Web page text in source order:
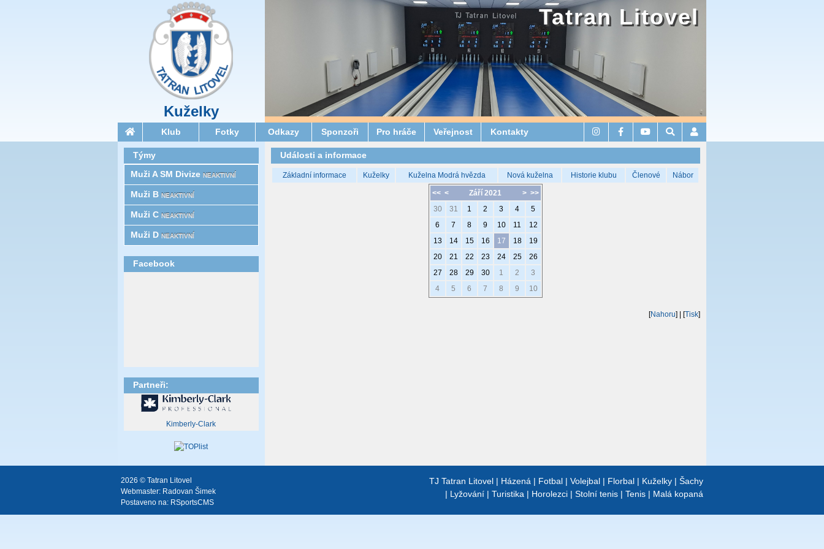
Kuželky
Tatran Litovel
Klub Fotky Odkazy Sponzoři Pro hráče Veřejnost Kontakty
Události a informace
Základní informace Kuželky Kuželna Modrá hvězda Nová kuželna Historie klubu Členové Nábor
<< < > >>
Září 2021
30
31 1 2 3 4
5
6
7 8 9 10 11
12
13
14 15 16 17 18
19
20
21 22 23 24 25
26
27
28 29 30 1 2
3
4
5 6 7 8 9 10
[Nahoru] | [Tisk]
Týmy
Muži A SM Divize NEAKTIVNÍ
Muži B NEAKTIVNÍ
Muži C NEAKTIVNÍ
Muži D NEAKTIVNÍ
Facebook
Partneři:
Kimberly-Clark
TJ Tatran Litovel | Házená | Fotbal | Volejbal | Florbal | Kuželky | Šachy
| Lyžování | Turistika | Horolezci | Stolní tenis | Tenis | Malá kopaná
2026 © Tatran Litovel
Webmaster: Radovan Šimek
Postaveno na: RSportsCMS